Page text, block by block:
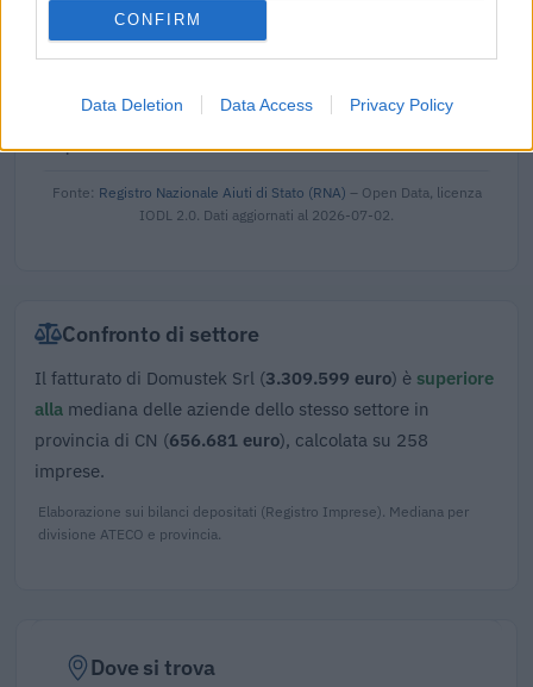
CONFIRM
Data Deletion Data Access Privacy Policy
2021-12-11
esenzioni fiscali e crediti d'imposta adottati a
agenzia delle entrate
2.407 euro
Fonte: Registro Nazionale Aiuti di Stato (RNA) – Open Data, licenza
IODL 2.0. Dati aggiornati al 2026-07-02.
Confronto di settore
Il fatturato di Domustek Srl (3.309.599 euro) è superiore
alla mediana delle aziende dello stesso settore in
provincia di CN (656.681 euro), calcolata su 258
imprese.
Elaborazione sui bilanci depositati (Registro Imprese). Mediana per
divisione ATECO e provincia.
Dove si trova